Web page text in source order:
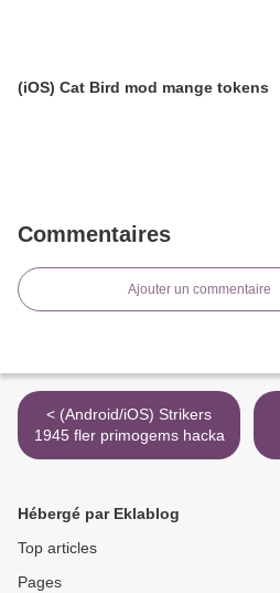
(iOS) Cat Bird mod mange tokens
Commentaires
Ajouter un commentaire
< (Android/iOS) Strikers
1945 fler primogems hacka
Hébergé par Eklablog
Top articles
Pages